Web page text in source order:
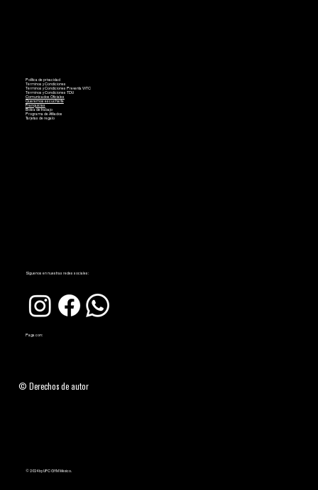
Síguenos en nuestras redes sociales:
Paga con:
© Derechos de autor
Política de privacidad
Términos y Condiciones
Términos y Condiciones Preventa WTC
Términos y Condiciones TDU
Comunicados Oficiales
Queremos escucharte
Franquicias
Bolsa de trabajo
Programa de Afiliados
Tarjetas de regalo
© 2024 by UFC GYM México.